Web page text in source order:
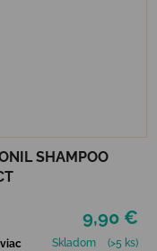
SHAMPOO
9,90 €
Skladom (>5 ks)